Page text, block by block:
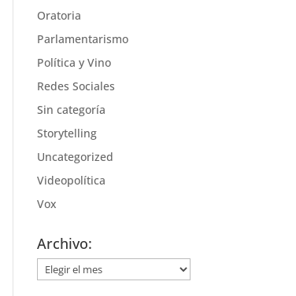
Oratoria
Parlamentarismo
Política y Vino
Redes Sociales
Sin categoría
Storytelling
Uncategorized
Videopolítica
Vox
Archivo:
Archivo: